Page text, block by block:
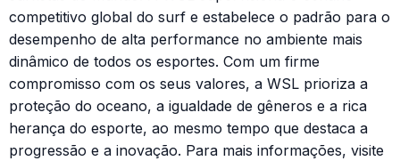
competitivo global do surf e estabelece o padrão para o
desempenho de alta performance no ambiente mais
dinâmico de todos os esportes. Com um firme
compromisso com os seus valores, a WSL prioriza a
proteção do oceano, a igualdade de gêneros e a rica
herança do esporte, ao mesmo tempo que destaca a
progressão e a inovação. Para mais informações, visite